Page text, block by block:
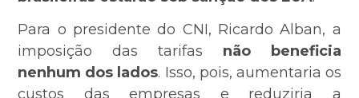
Para o presidente do CNI, Ricardo Alban, a
imposição das tarifas não beneficia
nenhum dos lados. Isso, pois, aumentaria os
custos das empresas e reduziria a